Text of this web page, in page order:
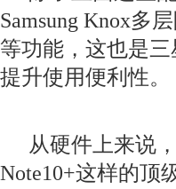
Samsung Knox多
等功能，这也是三
提升使用便利性。
从硬件上来说
Note10+这样的顶